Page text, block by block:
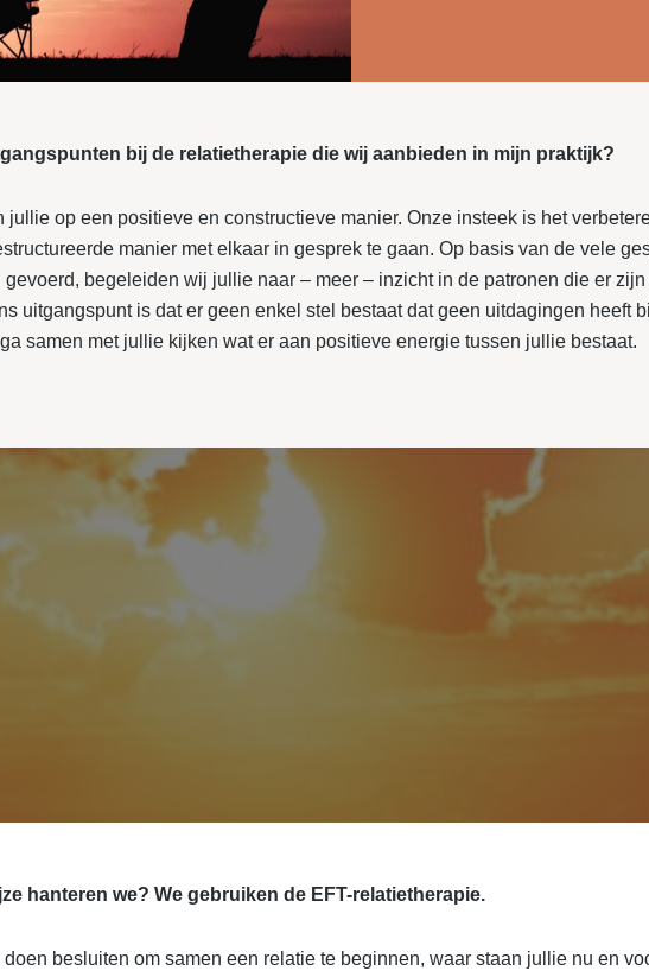
bij de relatietherapie die wij aanbieden in mijn praktijk?
jullie op een positieve en constructieve manier. Onze insteek is het
manier met elkaar in gesprek te gaan. Op basis van de vele
begeleiden wij jullie naar – meer – inzicht in de patronen die er
uitgangspunt is dat er geen enkel stel bestaat dat geen uitdagingen heeft
samen met jullie kijken wat er aan positieve energie tussen jullie bestaat.
hanteren we? We gebruiken de EFT-relatietherapie.
besluiten om samen een relatie te beginnen, waar staan jullie nu en